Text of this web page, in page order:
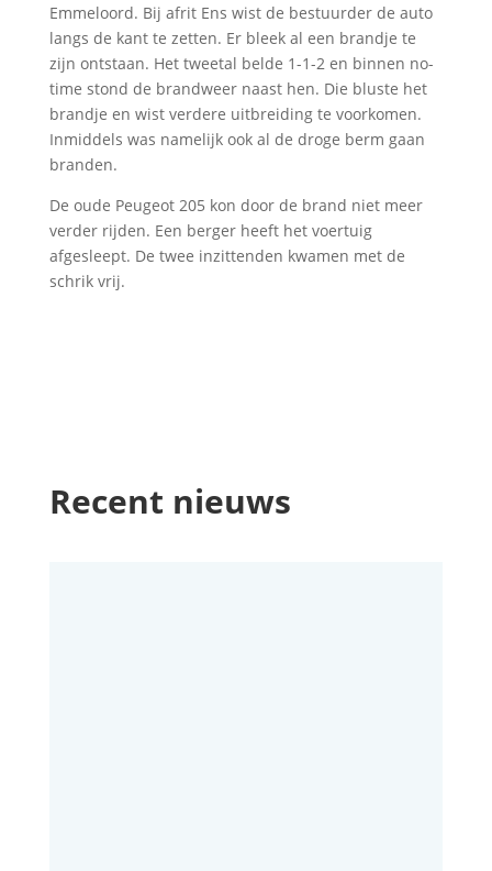
Emmeloord. Bij afrit Ens wist de bestuurder de auto
langs de kant te zetten. Er bleek al een brandje te
zijn ontstaan. Het tweetal belde 1-1-2 en binnen no-
time stond de brandweer naast hen. Die bluste het
brandje en wist verdere uitbreiding te voorkomen.
Inmiddels was namelijk ook al de droge berm gaan
branden.
De oude Peugeot 205 kon door de brand niet meer
verder rijden. Een berger heeft het voertuig
afgesleept. De twee inzittenden kwamen met de
schrik vrij.
Recent nieuws